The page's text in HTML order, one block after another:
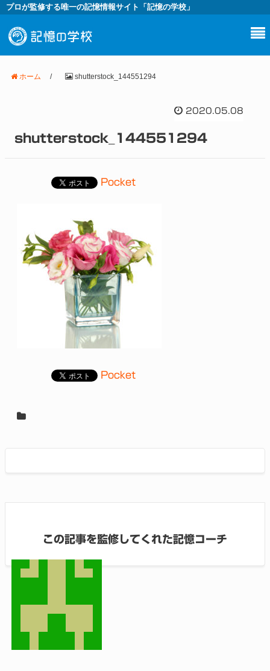
プロが監修する唯一の記憶情報サイト「記憶の学校」
ホーム / shutterstock_144551294
2020.05.08
shutterstock_144551294
Pocket
Pocket
この記事を監修してくれた記憶コーチ